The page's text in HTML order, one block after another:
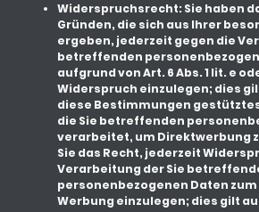
Widerspruchsrecht: Sie haben
Gründen, die sich aus Ihrer
ergeben, jederzeit gegen die
betreffenden
aufgrund von Art. 6 Abs. 1 lit. e
Widerspruch einzulegen; dies
diese Bestimmungen
die Sie betreffenden
verarbeitet, um Direktwerbung
Sie das Recht, jederzeit
Verarbeitung der Sie
personenbezogenen Daten
Werbung einzulegen; dies gilt